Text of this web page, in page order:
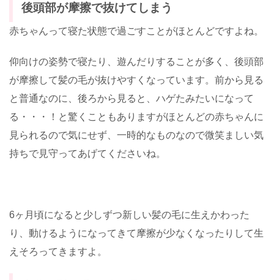
後頭部が摩擦で抜けてしまう
赤ちゃんって寝た状態で過ごすことがほとんどですよね。
仰向けの姿勢で寝たり、遊んだりすることが多く、後頭部
が摩擦して髪の毛が抜けやすくなっています。前から見る
と普通なのに、後ろから見ると、ハゲたみたいになって
る・・・！と驚くこともありますがほとんどの赤ちゃんに
見られるので気にせず、一時的なものなので微笑ましい気
持ちで見守ってあげてくださいね。
6ヶ月頃になると少しずつ新しい髪の毛に生えかわった
り、動けるようになってきて摩擦が少なくなったりして生
えそろってきますよ。